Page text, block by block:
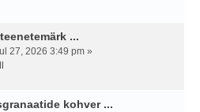
...
27, 2026 3:49 pm »
kohver ...